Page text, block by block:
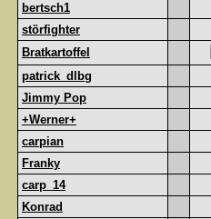
bertsch1
störfighter
Bratkartoffel
patrick_dlbg
Jimmy Pop
+Werner+
carpian
Franky
carp_14
Konrad